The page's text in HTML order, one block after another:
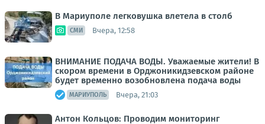
В Мариуполе легковушка влетела в столб
СМИ Вчера, 12:58
ВНИМАНИЕ ПОДАЧА ВОДЫ. Уважаемые жители! В
скором времени в Орджоникидзевском районе
будет временно возобновлена подача воды
МАРИУПОЛЬ Вчера, 21:03
Антон Кольцов: Проводим мониторинг